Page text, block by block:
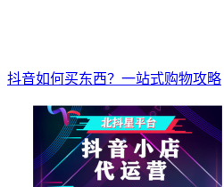
抖音如何买东西？一站式购物攻略